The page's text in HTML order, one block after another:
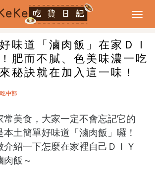
味道「滷肉飯」在家ＤＩ
肥而不膩、色美味濃一吃
秘訣就在加入這一味！
吃中部
常美食，大家一定不會忘記它的
土簡單好味道「滷肉飯」囉！
紹一下怎麼在家裡自己ＤＩＹ
飯～